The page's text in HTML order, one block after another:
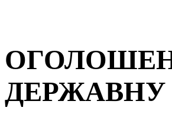
ДЕРЖАВНУ